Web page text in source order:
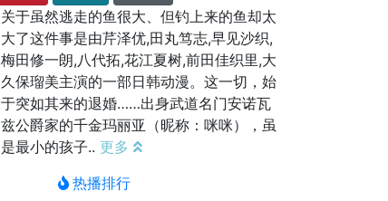
关于虽然逃走的鱼很大、但钓上来的鱼却太
大了这件事是由芹泽优,田丸笃志,早见沙织,
梅田修一朗,八代拓,花江夏树,前田佳织里,大
久保瑠美主演的一部日韩动漫。这一切，始
于突如其来的退婚……出身武道名门安诺瓦
兹公爵家的千金玛丽亚（昵称：咪咪），虽
是最小的孩子.. 更多
热播排行